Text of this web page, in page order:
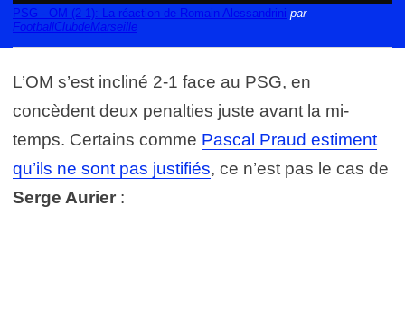
PSG - OM (2-1): La réaction de Romain Alessandrini par
FootballClubdeMarseille
L’OM s’est incliné 2-1 face au PSG, en
concèdent deux penalties juste avant la mi-
temps. Certains comme Pascal Praud estiment
qu’ils ne sont pas justifiés, ce n’est pas le cas de
Serge Aurier :